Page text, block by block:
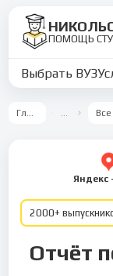
ПОМОЩЬ
Выбрать ВУЗ
Главная …
Яндекс
2000+
Отчёт